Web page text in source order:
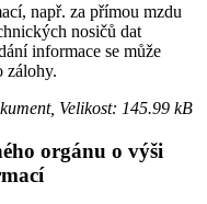
např. za přímou mzdu
nosičů dat
informace se může
zálohy.
Velikost: 145.99 kB
orgánu o výši